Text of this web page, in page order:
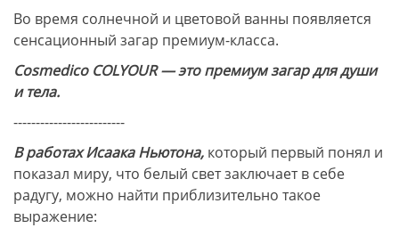
Во время солнечной и цветовой ванны появляется
сенсационный загар премиум-класса.
Cosmedico COLYOUR — это премиум загар для души
и тела.
-------------------------
В работах Исаака Ньютона, который первый понял и
показал миру, что белый свет заключает в себе
радугу, можно найти приблизительно такое
выражение: